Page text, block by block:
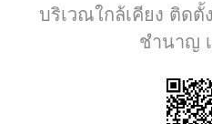
บริเวณใกล้เคียง ติด
ชำนาญ